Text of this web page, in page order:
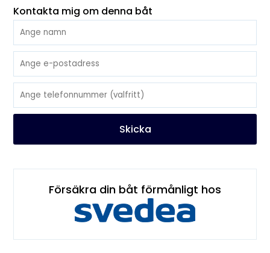
Kontakta mig om denna båt
Skicka
Försäkra din båt förmånligt hos